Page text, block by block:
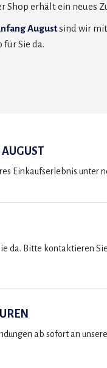
Shop erhält ein neues
Augustsind wir
für Sie da.
Einkaufserlebnis unter
da. Bitte kontaktieren
ab sofort an